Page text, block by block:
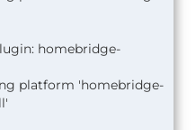
homebridge-
platform 'homebridge-